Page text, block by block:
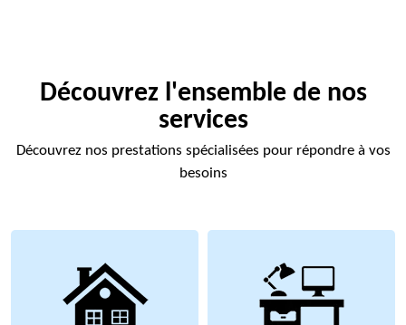
Découvrez l'ensemble de nos
services
Découvrez nos prestations spécialisées pour répondre à vos
besoins